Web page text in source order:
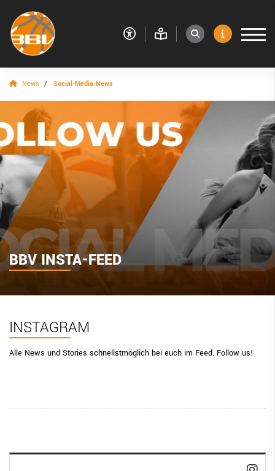
News Social-Media-News
BBV INSTA-FEED
INSTAGRAM
Alle News und Stories schnellstmöglich bei euch im Feed. Follow us!
VERBAND
RESSORTS
BEZIRKE
BAYERNBASKET
NEWS
Newsroom
Social-Media-News
Newsletter
Sportdeutschland-News
BBV Links
STRUKTURREFORM